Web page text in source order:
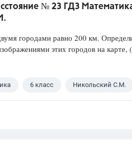
№ 23 ГДЗ
городами равно 200 км.
этих городов на карте, (
6 класс Никольский С.М.